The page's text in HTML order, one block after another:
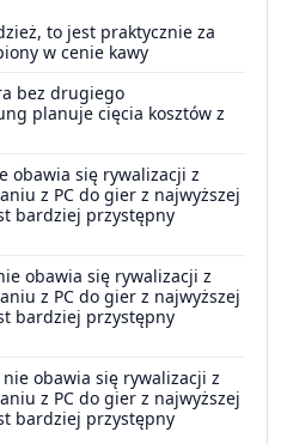
to jest praktycznie za
w cenie kawy
bez drugiego
planuje cięcia kosztów z
obawia się rywalizacji z
z PC do gier z najwyższej
bardziej przystępny
obawia się rywalizacji z
z PC do gier z najwyższej
bardziej przystępny
nie obawia się rywalizacji z
z PC do gier z najwyższej
bardziej przystępny